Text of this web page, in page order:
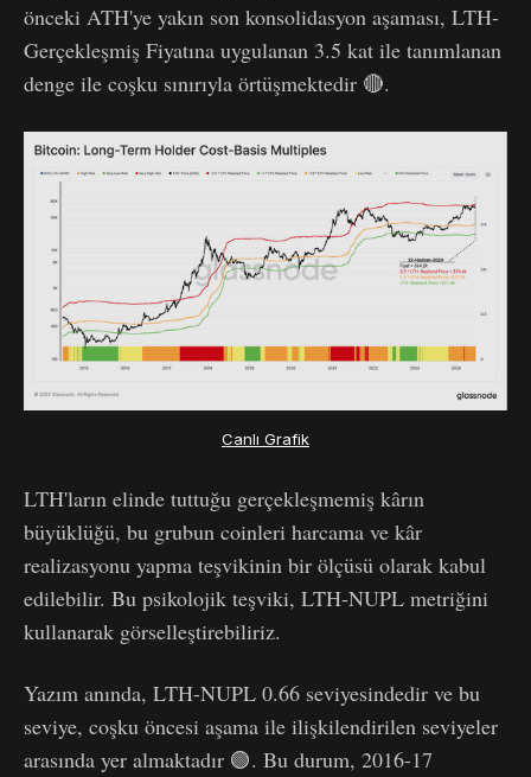
önceki ATH'ye yakın son konsolidasyon aşaması, LTH-
Gerçekleşmiş Fiyatına uygulanan 3.5 kat ile tanımlanan
denge ile coşku sınırıyla örtüşmektedir 🔴.
Canlı Grafik
LTH'ların elinde tuttuğu gerçekleşmemiş kârın
büyüklüğü, bu grubun coinleri harcama ve kâr
realizasyonu yapma teşvikinin bir ölçüsü olarak kabul
edilebilir. Bu psikolojik teşviki, LTH-NUPL metriğini
kullanarak görselleştirebiliriz.
Yazım anında, LTH-NUPL 0.66 seviyesindedir ve bu
seviye, coşku öncesi aşama ile ilişkilendirilen seviyeler
arasında yer almaktadır 🟢. Bu durum, 2016-17